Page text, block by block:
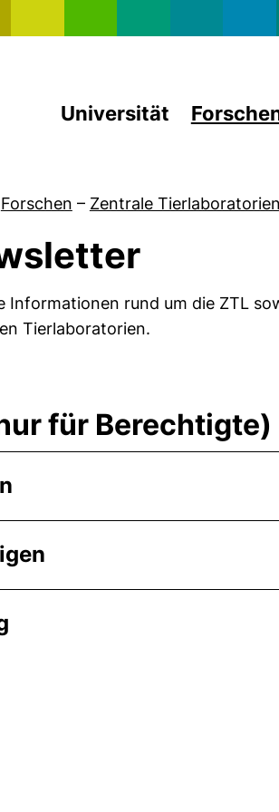
Universität
Forschen – Zentrale Tierlaboratorien
Tierschutz
Informationen rund um die ZTL
Tierlaboratorien.
für Berechtigte)